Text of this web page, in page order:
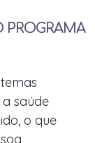
PROGRAMA
saúde
o que